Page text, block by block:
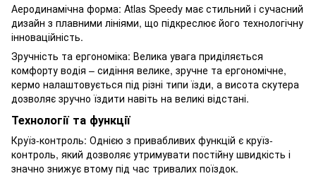
Аеродинамічна форма: Atlas Speedy має стильний і сучасний
дизайн з плавними лініями, що підкреслює його технологічну
інноваційність.
Зручність та ергономіка: Велика увага приділяється
комфорту водія – сидіння велике, зручне та ергономічне,
кермо налаштовується під різні типи їзди, а висота скутера
дозволяє зручно їздити навіть на великі відстані.
Технології та функції
Круїз-контроль: Однією з привабливих функцій є круїз-
контроль, який дозволяє утримувати постійну швидкість і
значно знижує втому під час тривалих поїздок.